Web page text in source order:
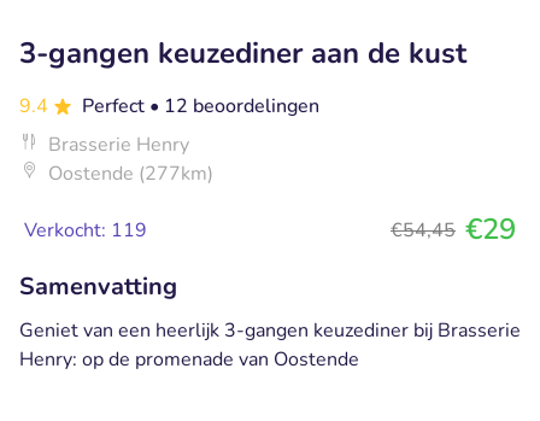
3-gangen keuzediner aan de kust
9.4 Perfect • 12 beoordelingen
Brasserie Henry
Oostende (277km)
Verkocht: 119 €54,45 €29
Samenvatting
Geniet van een heerlijk 3-gangen keuzediner bij Brasserie
Henry: op de promenade van Oostende